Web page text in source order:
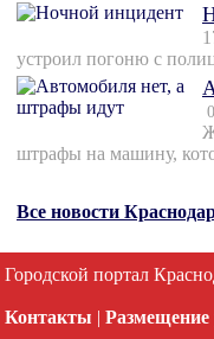
устроил погоню с
штрафы на машину,
Все новости
Городской портал
Контакты |